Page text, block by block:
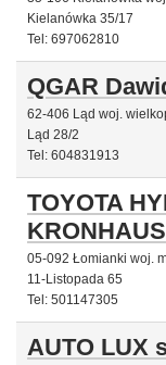
Kielanówka 35/17
Tel: 697062810
QGAR
62-406 Ląd woj.
Ląd 28/2
Tel: 604831913
TOYOTA
KRONHAUS
05-092 Łomianki woj.
11-Listopada 65
Tel: 501147305
AUTO LUX